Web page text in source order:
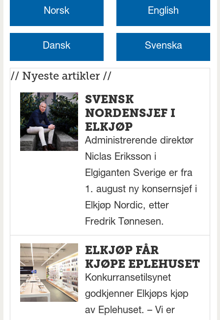
Norsk English
Dansk Svenska
// Nyeste artikler //
SVENSK
NORDENSJEF I
ELKJØP
Administrerende direktør
Niclas Eriksson i
Elgiganten Sverige er fra
1. august ny konsernsjef i
Elkjøp Nordic, etter
Fredrik Tønnesen.
ELKJØP FÅR
KJØPE EPLEHUSET
Konkurransetilsynet
godkjenner Elkjøps kjøp
av Eplehuset. – Vi er